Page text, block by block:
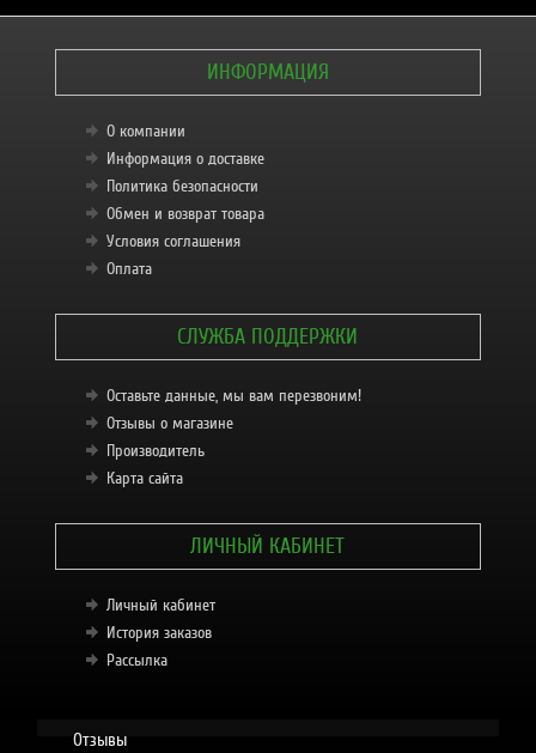
ИНФОРМАЦИЯ
О компании
Информация о доставке
Политика безопасности
Обмен и возврат товара
Условия соглашения
Оплата
СЛУЖБА ПОДДЕРЖКИ
Оставьте данные, мы вам перезвоним!
Отзывы о магазине
Производитель
Карта сайта
ЛИЧНЫЙ КАБИНЕТ
Личный кабинет
История заказов
Рассылка
Отзывы